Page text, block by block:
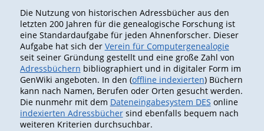
Die Nutzung von historischen Adressbücher aus den
letzten 200 Jahren für die genealogische Forschung ist
eine Standardaufgabe für jeden Ahnenforscher. Dieser
Aufgabe hat sich der Verein für Computergenealogie
seit seiner Gründung gestellt und eine große Zahl von
Adressbüchern bibliographiert und in digitaler Form im
GenWiki angeboten. In den (offline indexierten) Büchern
kann nach Namen, Berufen oder Orten gesucht werden.
Die nunmehr mit dem Dateneingabesystem DES online
indexierten Adressbüchersind ebenfalls bequem nach
weiteren Kriterien durchsuchbar.